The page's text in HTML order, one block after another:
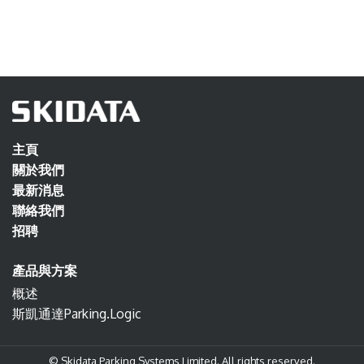
主頁
關於我們
最新消息
聯絡我們
招聘
產品與方案
概述
斯凱通達Parking.Logic
© Skidata Parking Systems Limited. All rights reserved.